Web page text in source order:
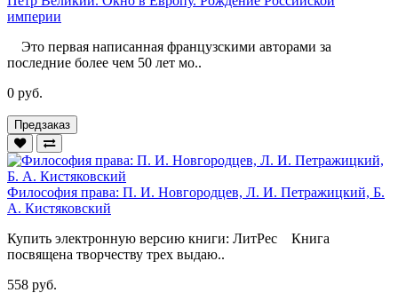
империи
Это первая написанная французскими авторами за
последние более чем 50 лет мо..
0 руб.
Предзаказ
Философия права: П. И. Новгородцев, Л. И. Петражицкий, Б.
А. Кистяковский
Купить электронную версию книги: ЛитРес Книга
посвящена творчеству трех выдаю..
558 руб.